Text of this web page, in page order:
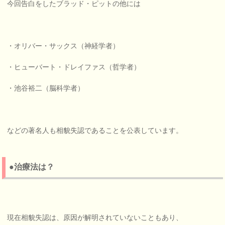
今回告白をしたブラッド・ピットの他には
・オリバー・サックス（神経学者）
・ヒューバート・ドレイファス（哲学者）
・池谷裕二（脳科学者）
などの著名人も相貌失認であることを公表しています。
●治療法は？
現在相貌失認は、原因が解明されていないこともあり、